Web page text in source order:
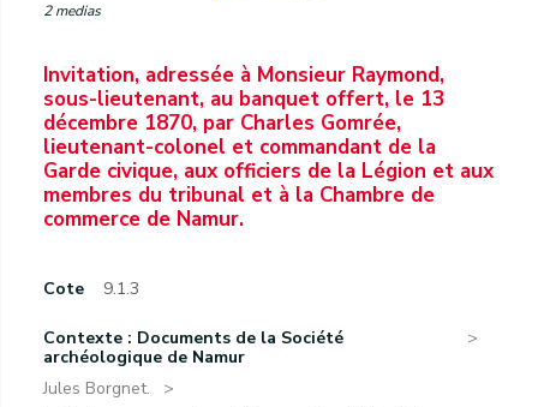
2 medias
Invitation, adressée à Monsieur Raymond,
sous-lieutenant, au banquet offert, le 13
décembre 1870, par Charles Gomrée,
lieutenant-colonel et commandant de la
Garde civique, aux officiers de la Légion et aux
membres du tribunal et à la Chambre de
commerce de Namur.
Cote 9.1.3
Contexte : Documents de la Société
archéologique de Namur
Jules Borgnet.